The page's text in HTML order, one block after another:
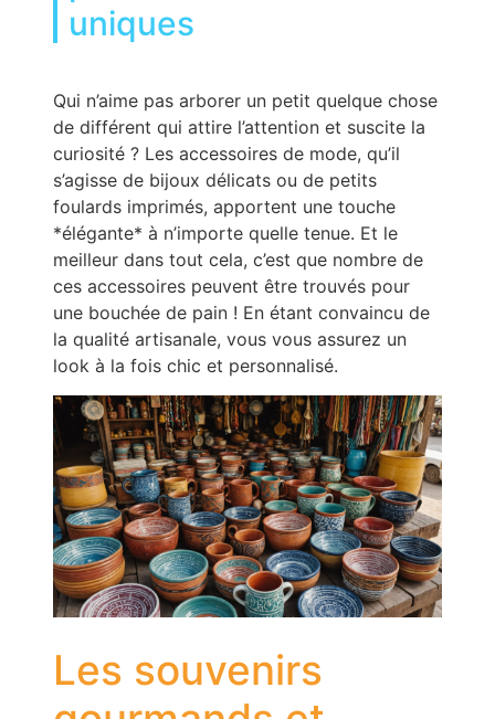
uniques
Qui n’aime pas arborer un petit quelque chose
de différent qui attire l’attention et suscite la
curiosité ? Les accessoires de mode, qu’il
s’agisse de bijoux délicats ou de petits
foulards imprimés, apportent une touche
*élégante* à n’importe quelle tenue. Et le
meilleur dans tout cela, c’est que nombre de
ces accessoires peuvent être trouvés pour
une bouchée de pain ! En étant convaincu de
la qualité artisanale, vous vous assurez un
look à la fois chic et personnalisé.
Les souvenirs